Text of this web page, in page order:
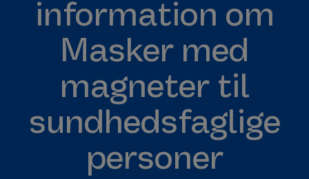
information om
Masker med
magneter til
sundhedsfaglige
personer